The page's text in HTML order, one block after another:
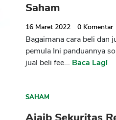
Saham
16 Maret 2022 0 Komentar
Bagaimana cara beli dan
pemula Ini panduannya
jual beli fee... Baca Lagi
SAHAM